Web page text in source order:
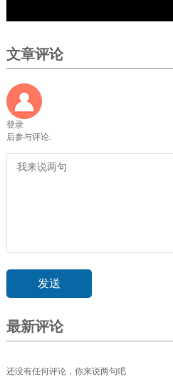
文章评论
登录
后参与评论.
最新评论
还没有任何评论，你来说两句吧